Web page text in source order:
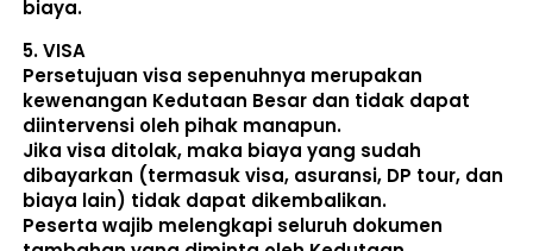
biaya.
5. VISA
Persetujuan visa sepenuhnya merupakan
kewenangan Kedutaan Besar dan tidak dapat
diintervensi oleh pihak manapun.
Jika visa ditolak, maka biaya yang sudah
dibayarkan (termasuk visa, asuransi, DP tour, dan
biaya lain) tidak dapat dikembalikan.
Peserta wajib melengkapi seluruh dokumen